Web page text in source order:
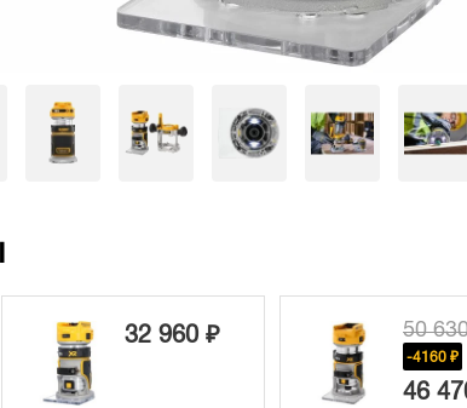
32 960 ₽ 50
-4160 ₽
46